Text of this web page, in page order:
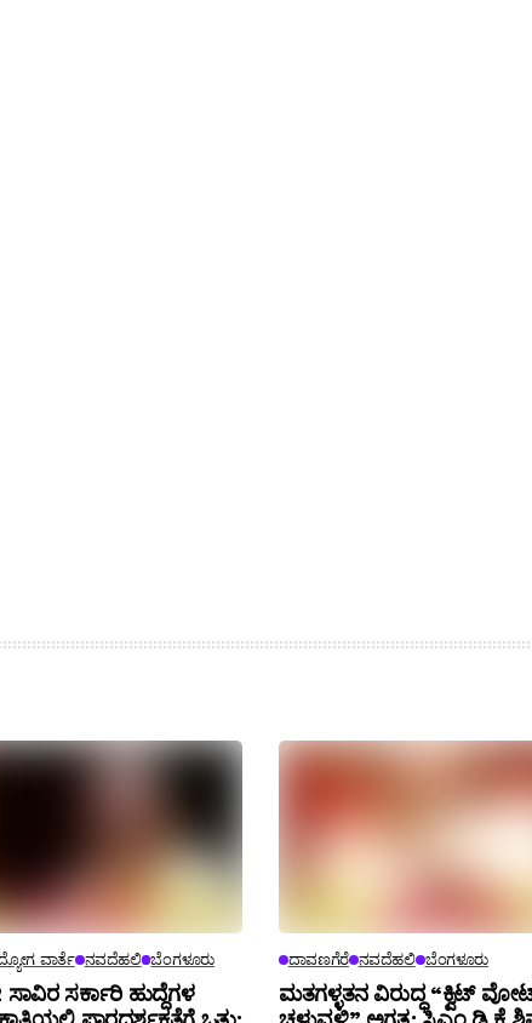
ವಾರ್ತೆ ನವದೆಹಲಿ ಬೆಂಗಳೂರು
ಸಾವಿರ ಸರ್ಕಾರಿ ಹುದ್ದೆಗಳ
ದಾವಣಗೆರೆ ನವದೆಹಲಿ ಬೆಂಗಳೂರು
ಮತಗಳ್ಳತನ ವಿರುದ್ಧ “ಕ್ವಿಟ್